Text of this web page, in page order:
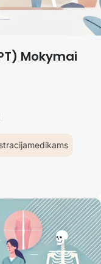
Mokymai